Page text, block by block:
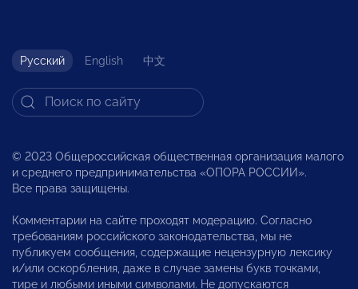
Русский English 中文
© 2023 Общероссийская общественная организация малого
и среднего предпринимательства «ОПОРА РОССИИ».
Все права защищены.
Комментарии на сайте проходят модерацию. Согласно
требованиям российского законодательства, мы не
публикуем сообщения, содержащие нецензурную лексику
и/или оскорбления, даже в случае замены букв точками,
тире и любыми иными символами. Не допускаются